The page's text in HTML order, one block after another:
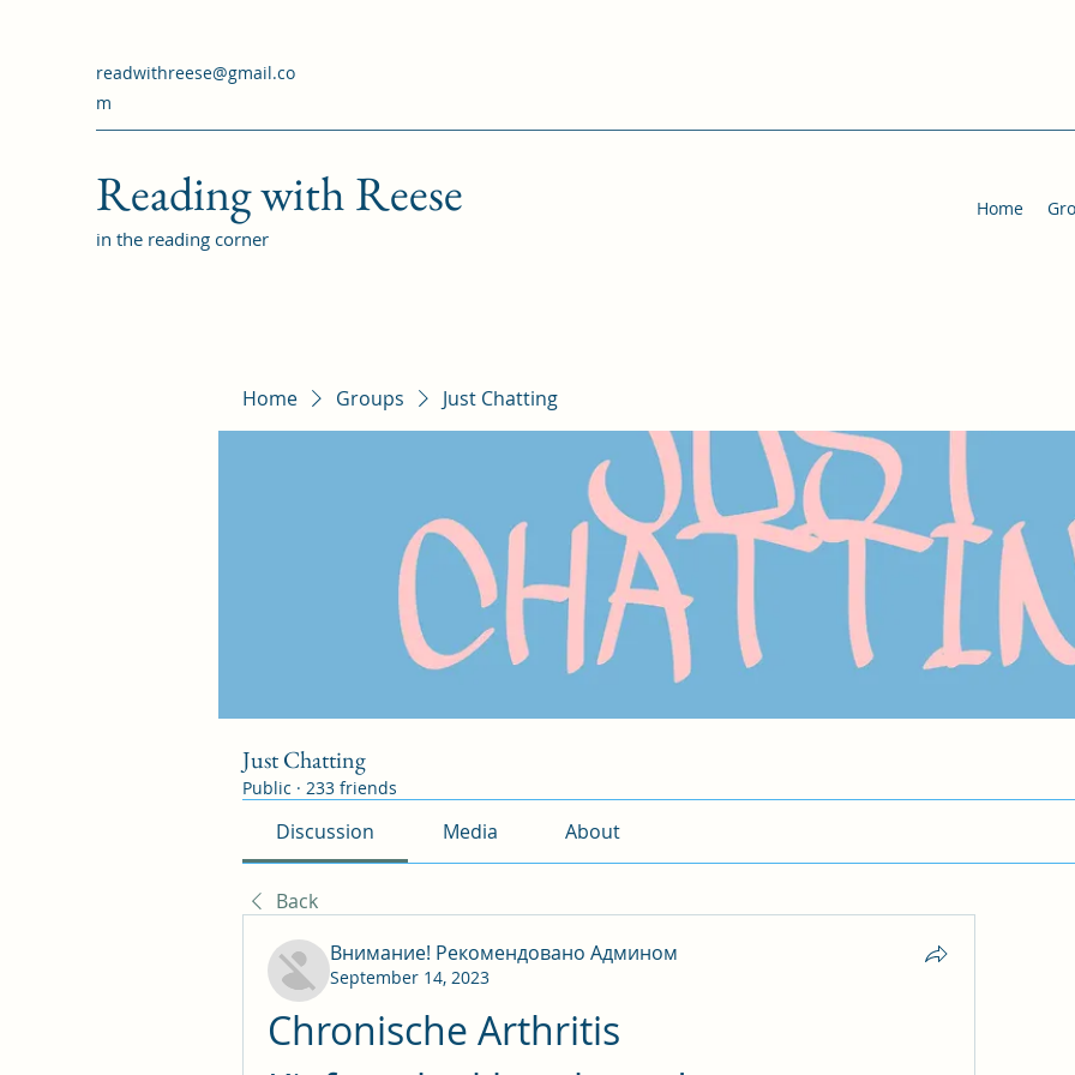
readwithreese@gmail.co
m
Reading with Reese
in the reading corner
Home
Home Groups Just Chatting
Just Chatting
Public · 233 friends
Discussion Media About
Back
Внимание! Рекомендовано Админом
September 14, 2023
Chronische Arthritis